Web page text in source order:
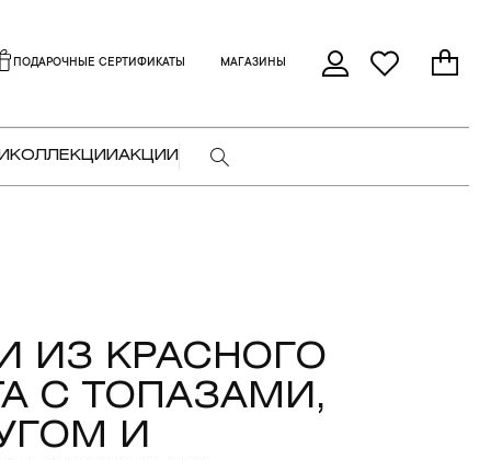
ПОДАРОЧНЫЕ СЕРТИФИКАТЫ МАГАЗИНЫ
КОЛЛЕКЦИИАКЦИИ
ИЗ КРАСНОГО
С ТОПАЗАМИ,
И